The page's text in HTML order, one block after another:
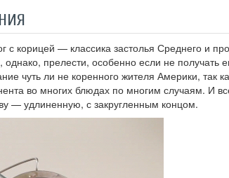
с корицей — классика застолья Среднего и
прелести, особенно если не получать
чуть ли не коренного жителя Америки, так
во многих блюдах по многим случаям. И
— удлиненную, с закругленным концом.